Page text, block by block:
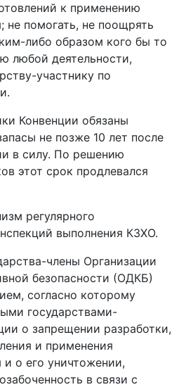
к применению
не помогать, не поощрять
либо образом кого бы то
любой деятельности,
участнику по
Конвенции обязаны
не позже 10 лет после
в силу. По решению
этот срок продлевался
регулярного
выполнения КЗХО.
члены Организации
безопасности (ОДКБ)
согласно которому
государствами-
о запрещении разработки,
и применения
о его уничтожении,
в связи с